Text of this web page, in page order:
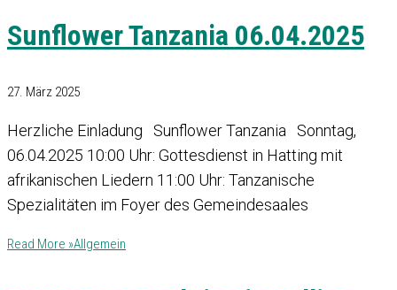
Sunflower Tanzania 06.04.2025
27. März 2025
Herzliche Einladung Sunflower Tanzania Sonntag,
06.04.2025 10:00 Uhr: Gottesdienst in Hatting mit
afrikanischen Liedern 11:00 Uhr: Tanzanische
Spezialitäten im Foyer des Gemeindesaales
Read More »Allgemein